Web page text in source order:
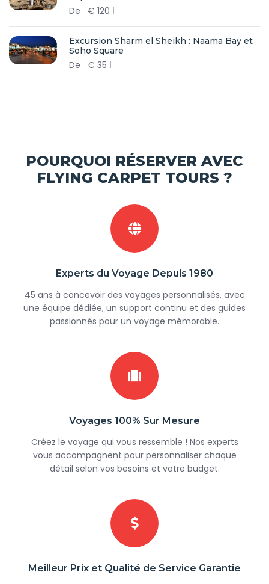
De € 120
Excursion Sharm el Sheikh : Naama Bay et
Soho Square
De € 35
POURQUOI RÉSERVER AVEC
FLYING CARPET TOURS ?
Experts du Voyage Depuis 1980
45 ans à concevoir des voyages personnalisés, avec
une équipe dédiée, un support continu et des guides
passionnés pour un voyage mémorable.
Voyages 100% Sur Mesure
Créez le voyage qui vous ressemble ! Nos experts
vous accompagnent pour personnaliser chaque
détail selon vos besoins et votre budget.
Meilleur Prix et Qualité de Service Garantie